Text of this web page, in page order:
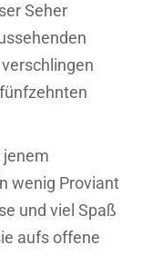
Seher
jenem
wenig Proviant
und viel Spaß
aufs offene